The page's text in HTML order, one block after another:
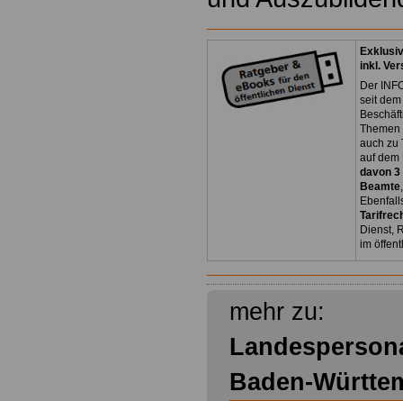
inkl.
Der
seit
Themen
auch zu
auf dem
davon 3
Beamte
Dienst,
im
mehr zu:
Baden-